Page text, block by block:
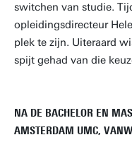
switchen van studie.
opleidingsdirecteur
plek te zijn. Uiteraard
spijt gehad van die
NA DE BACHELOR EN
AMSTERDAM UMC,